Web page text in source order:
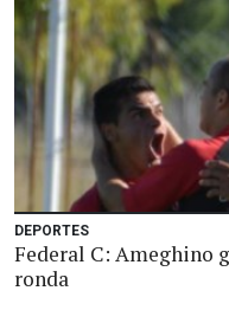
DEPORTES
Federal C: Ameghino
ronda